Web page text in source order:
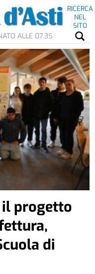
RICERCA
NEL
SITO
ALLE 07.35
progetto
di